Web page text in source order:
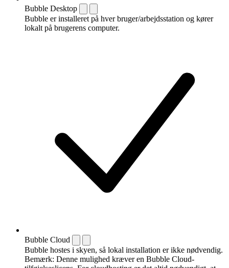
Bubble Desktop
Bubble er installeret på hver bruger/arbejdsstation og kører
lokalt på brugerens computer.
Bubble Cloud
Bubble hostes i skyen, så lokal installation er ikke nødvendig.
Bemærk: Denne mulighed kræver en Bubble Cloud-